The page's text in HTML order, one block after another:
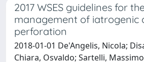
2017 WSES guidelines for
management of iatrogenic
perforation
2018-01-01 De'Angelis, Nicola;
Chiara, Osvaldo; Sartelli,